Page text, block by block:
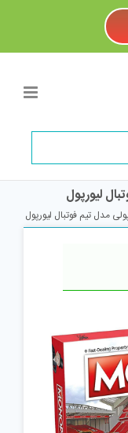
لیورپول
مدل تیم فوتبال لیورپول